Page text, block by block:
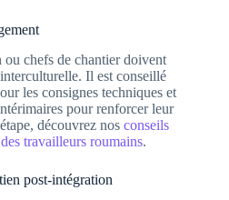
ou chefs de chantier doivent
Il est conseillé
les consignes techniques et
pour renforcer leur
découvrez nos conseils
travailleurs roumains.
post-intégration